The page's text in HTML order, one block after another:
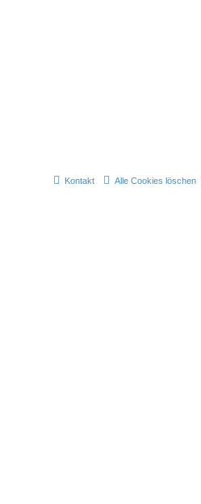
Alle Cookies löschen
Kontakt